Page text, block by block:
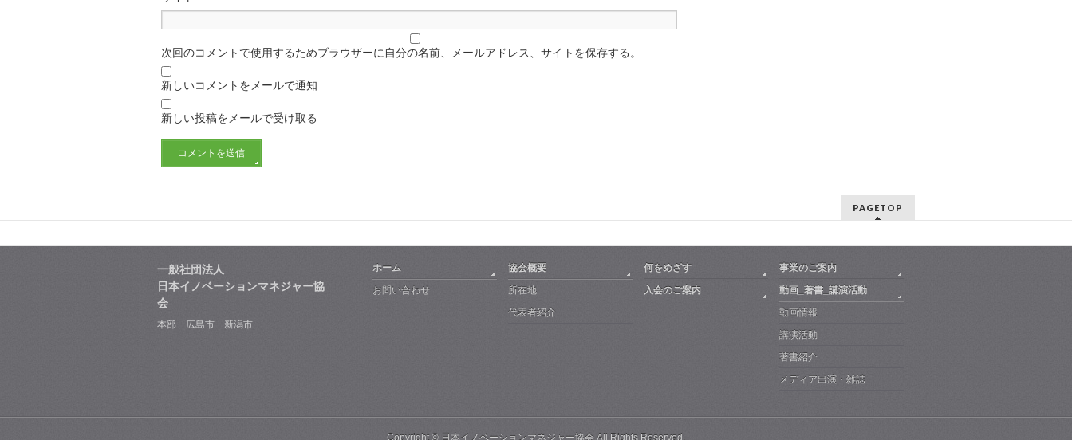
次回のコメントで使用するためブラウザーに自分の名前、メールアドレス、サイトを保存する。
新しいコメントをメールで通知
新しい投稿をメールで受け取る
PAGETOP
一般社団法人
日本イノベーションマネジャー協
会
本部 広島市 新潟市
ホーム
お問い合わせ
協会概要
所在地
代表者紹介
何をめざす
事業のご案内
入会のご案内
動画_著書_講演活動
動画情報
講演活動
著書紹介
メディア出演・雑誌
Copyright © 日本イノベーションマネジャー協会 All Rights Reserved.